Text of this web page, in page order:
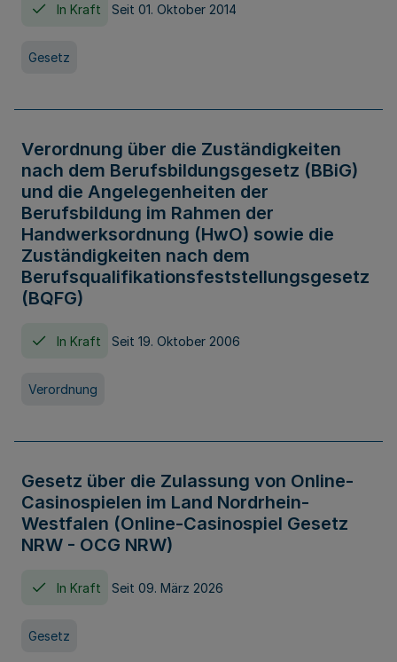
In Kraft Seit 01. Oktober 2014
Gesetz
Verordnung über die Zuständigkeiten
nach dem Berufsbildungsgesetz (BBiG)
und die Angelegenheiten der
Berufsbildung im Rahmen der
Handwerksordnung (HwO) sowie die
Zuständigkeiten nach dem
Berufsqualifikationsfeststellungsgesetz
(BQFG)
In Kraft Seit 19. Oktober 2006
Verordnung
Gesetz über die Zulassung von Online-
Casinospielen im Land Nordrhein-
Westfalen (Online-Casinospiel Gesetz
NRW - OCG NRW)
In Kraft Seit 09. März 2026
Gesetz